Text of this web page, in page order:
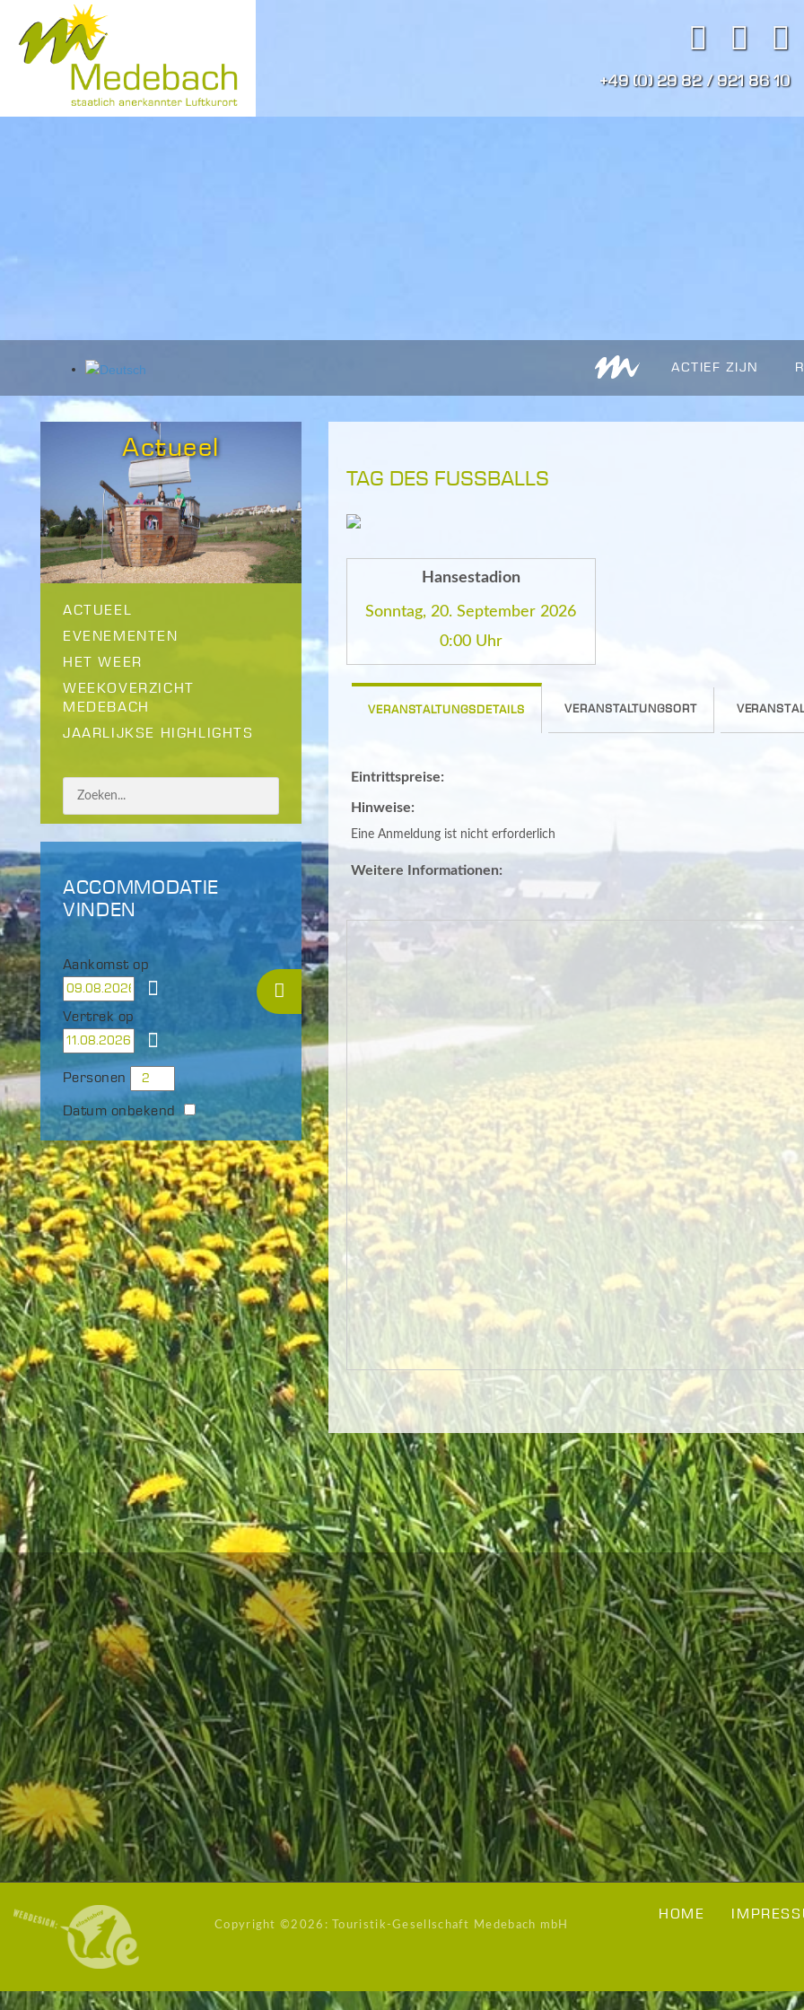
+49 (0) 29 82 / 921 86 10
ACTIEF ZIJN
Actueel
ACTUEEL
EVENEMENTEN
HET WEER
WEEKOVERZICHT
MEDEBACH
JAARLIJKSE HIGHLIGHTS
ACCOMMODATIE
VINDEN
Aankomst op
Vertrek op
Personen
Datum onbekend
TAG DES FUSSBALLS
Hansestadion
Sonntag, 20. September 2026
0:00 Uhr
VERANSTALTUNGSDETAILS VERANSTALTUNGSORT
Eintrittspreise:
Hinweise:
Eine Anmeldung ist nicht erforderlich
Weitere Informationen:
Copyright ©2026: Touristik-Gesellschaft Medebach mbH
HOME